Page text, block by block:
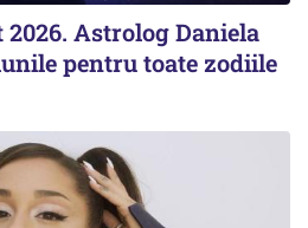
Astrolog Daniela
pentru toate zodiile